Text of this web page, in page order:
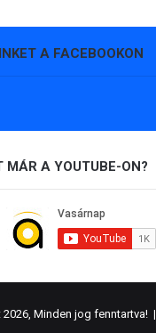
A FACEBOOKON
MÁR A YOUTUBE-ON?
Minden jog fenntartva! |